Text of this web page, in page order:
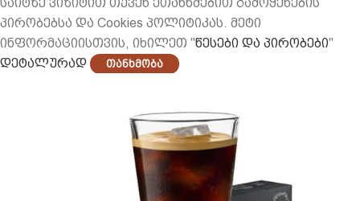
საიტზე ვიზიტით თქვენ ეთანხმებით გამოყენების
პირობებსა და Cookies პოლიტიკას. მეტი
ინფორმაციისთვის, იხილეთ "წესები და პირობები"
დეტალურად
Თანხმობა